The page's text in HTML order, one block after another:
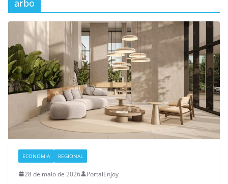
arbo
ECONOMIA REGIONAL
28 de maio de 2026 PortalEnjoy